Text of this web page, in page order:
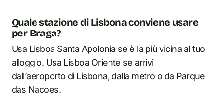
Quale stazione di Lisbona conviene usare
per Braga?
Usa Lisboa Santa Apolonia se è la più vicina al tuo
alloggio. Usa Lisboa Oriente se arrivi
dall’aeroporto di Lisbona, dalla metro o da Parque
das Nacoes.